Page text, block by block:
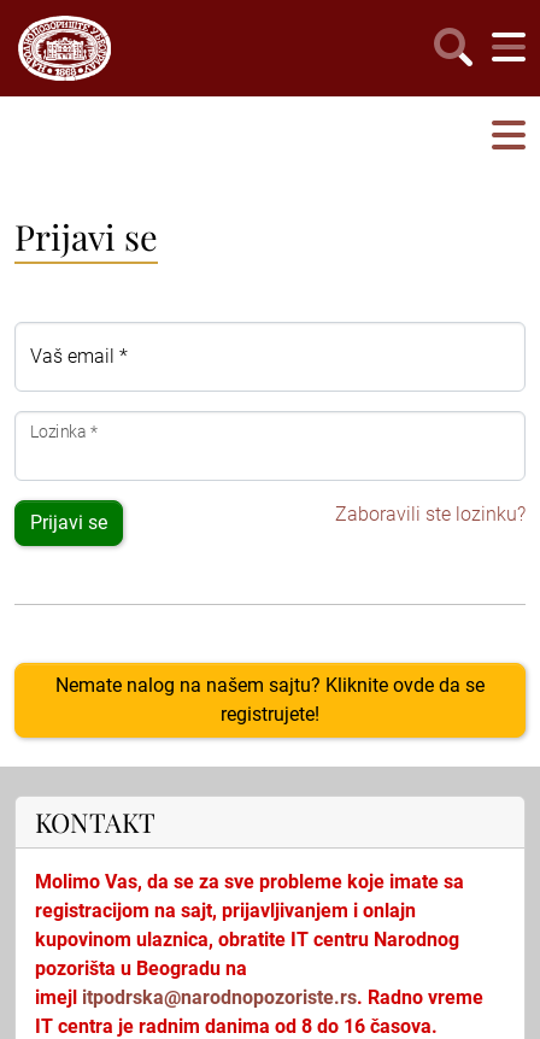
Prijavi se
Vaš email *
Lozinka *
Prijavi se Zaboravili ste lozinku?
Nemate nalog na našem sajtu? Kliknite ovde da se
registrujete!
KONTAKT
Molimo Vas, da se za sve probleme koje imate sa
registracijom na sajt, prijavljivanjem i onlajn
kupovinom ulaznica, obratite IT centru Narodnog
pozorišta u Beogradu na
imejl itpodrska@narodnopozoriste.rs. Radno vreme
IT centra je radnim danima od 8 do 16 časova.